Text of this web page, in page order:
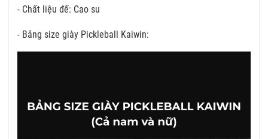
- Chất liệu đế: Cao su
- Bảng size giày Pickleball Kaiwin: